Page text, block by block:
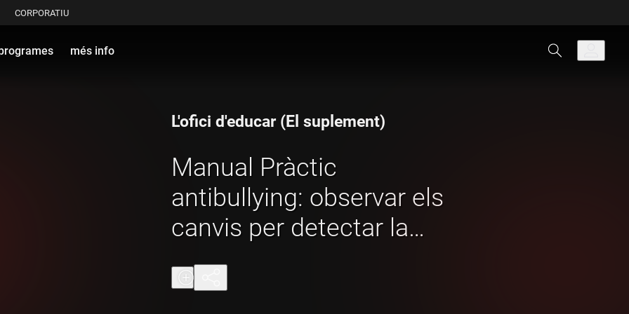
CORPORATIU
més info
L'ofici d'educar (El suplement)
Manual Pràctic
antibullying: observar els
canvis per detectar la
violència